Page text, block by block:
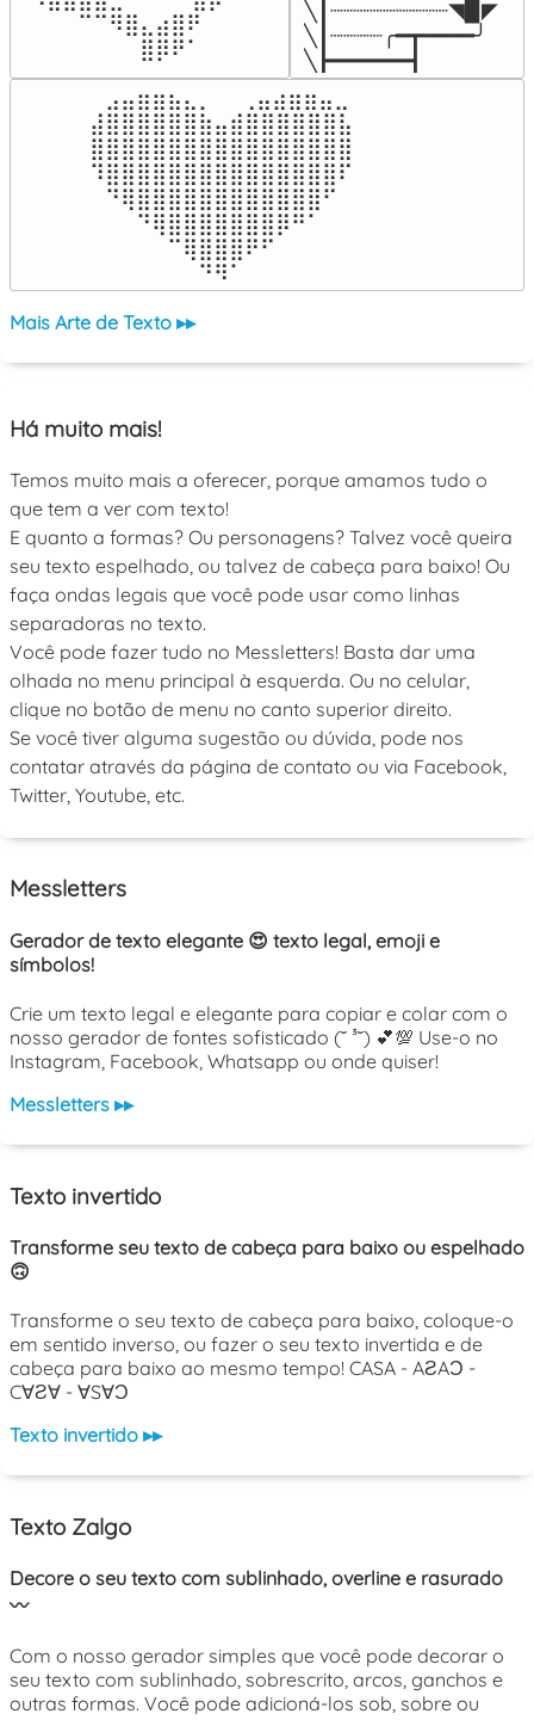
⠀⠀⠀⠀⠉⠉⠻⣿⣄⣴⣿⠟⠀⠀⠀
⠀⠀⠀⠀⠀⠀⠀⠀⣿⡿⠟⠁⠀⠀⠀
╲┃┈┈┈┈┈┈┈┈┈◥▉◤
╲┃┈┈┈┈╭━┳━━━━╯
╲┣━━━━━━┫﻿
⠀⣠⣤⣶⣶⣦⣄⡀  ⠀⢀⣤⣴⣶⣶⣤⣀⠀
⣼⣿⣿⣿⣿⣿⣿⣷⣤⣾⣿⣿⣿⣿⣿⣿⣧
⣿⣿⣿⣿⣿⣿⣿⣿⣿⣿⣿⣿⣿⣿⣿⣿⣿
⠹⣿⣿⣿⣿⣿⣿⣿⣿⣿⣿⣿⣿⣿⣿⣿⠏
⠀⠙⢿⣿⣿⣿⣿⣿⣿⣿⣿⣿⣿⣿⣿⠋⠀
⠀⠀⠀⠙⢿⣿⣿⣿⣿⣿⣿⣿⡿⠛⠁⠀⠀
⠀⠀⠀⠀⠀⠉⢿⣿⣿⣿⠟⠋⠀⠀⠀⠀⠀
⠀⠀⠀⠀⠀⠀⠀⠙⠻⠁⠀⠀⠀⠀⠀⠀⠀⠀⠀⠀⠀⠀⠀
Mais Arte de Texto ▸▸
Há muito mais!
Temos muito mais a oferecer, porque amamos tudo o
que tem a ver com texto!
E quanto a formas? Ou personagens? Talvez você queira
seu texto espelhado, ou talvez de cabeça para baixo! Ou
faça ondas legais que você pode usar como linhas
separadoras no texto.
Você pode fazer tudo no Messletters! Basta dar uma
olhada no menu principal à esquerda. Ou no celular,
clique no botão de menu no canto superior direito.
Se você tiver alguma sugestão ou dúvida, pode nos
contatar através da página de contato ou via Facebook,
Twitter, Youtube, etc.
Messletters
Gerador de texto elegante 😍 texto legal, emoji e
símbolos!
Crie um texto legal e elegante para copiar e colar com o
nosso gerador de fontes sofisticado (˘ ³˘) 💕💯 Use-o no
Instagram, Facebook, Whatsapp ou onde quiser!
Messletters ▸▸
Texto invertido
Transforme seu texto de cabeça para baixo ou espelhado
🙃
Transforme o seu texto de cabeça para baixo, coloque-o
em sentido inverso, ou fazer o seu texto invertida e de
cabeça para baixo ao mesmo tempo! CASA - AƧAƆ -
C∀Ƨ∀ - ∀S∀Ɔ
Texto invertido ▸▸
Texto Zalgo
Decore o seu texto com sublinhado, overline e rasurado
〰️
Com o nosso gerador simples que você pode decorar o
seu texto com sublinhado, sobrescrito, arcos, ganchos e
outras formas. Você pode adicioná-los sob, sobre ou